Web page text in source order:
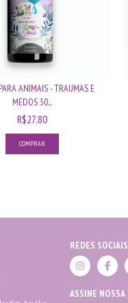
ANIMAIS - TRAUMAS E
MEDOS 30...
R$27,80
REDES SOCIAIS
ASSINE NOSSA